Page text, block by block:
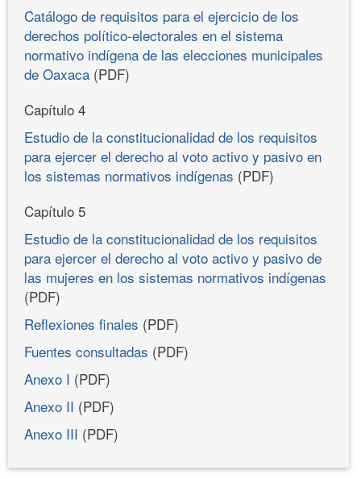
Catálogo de requisitos para el ejercicio de los
derechos político-electorales en el sistema
normativo indígena de las elecciones municipales
de Oaxaca (PDF)
Capítulo 4
Estudio de la constitucionalidad de los requisitos
para ejercer el derecho al voto activo y pasivo en
los sistemas normativos indígenas (PDF)
Capítulo 5
Estudio de la constitucionalidad de los requisitos
para ejercer el derecho al voto activo y pasivo de
las mujeres en los sistemas normativos indígenas
(PDF)
Reflexiones finales (PDF)
Fuentes consultadas (PDF)
Anexo I (PDF)
Anexo II (PDF)
Anexo III (PDF)